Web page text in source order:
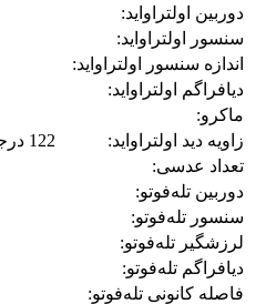
دوربین اولتراواید:
سنسور اولتراواید:
اندازه سنسور اولتراواید:
دیافراگم اولتراواید:
ماکرو:
زاویه دید اولتراواید:
122 درجه
تعداد عدسی:
دوربین تله‌فوتو:
سنسور تله‌فوتو:
لرزشگیر تله‌فوتو:
دیافراگم تله‌فوتو:
فاصله کانونی تله‌فوتو: